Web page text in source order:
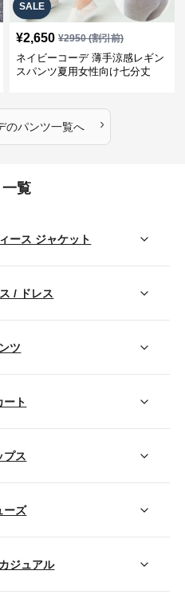
SALE
¥2,650 ¥2950(割引前)
ネイビーコーデ 薄手涼感レギン
スパンツ夏用女性向け七分丈
のパンツ一覧へ ›
覧
ース ジャケット
/ ドレス
ツ
ート
プス
ーズ
ジュアル